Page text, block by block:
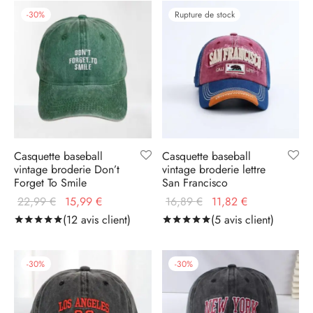
21,83 €.
-30%
Casquette baseball
vintage broderie Don’t
Forget To Smile
22,99€
Le prix
initial
15,99 €
actuel
Notésur 5 basé sur notations client
(12 avis client)
Rupture de stock
Casquette baseball
vintage broderie lettre
San Francisco
16,89€
Le prix
initial
16,89 €.
11,82 €
actuel
11,82 €.
Notésur 5 basé sur
(5avis client)
-30% -30%